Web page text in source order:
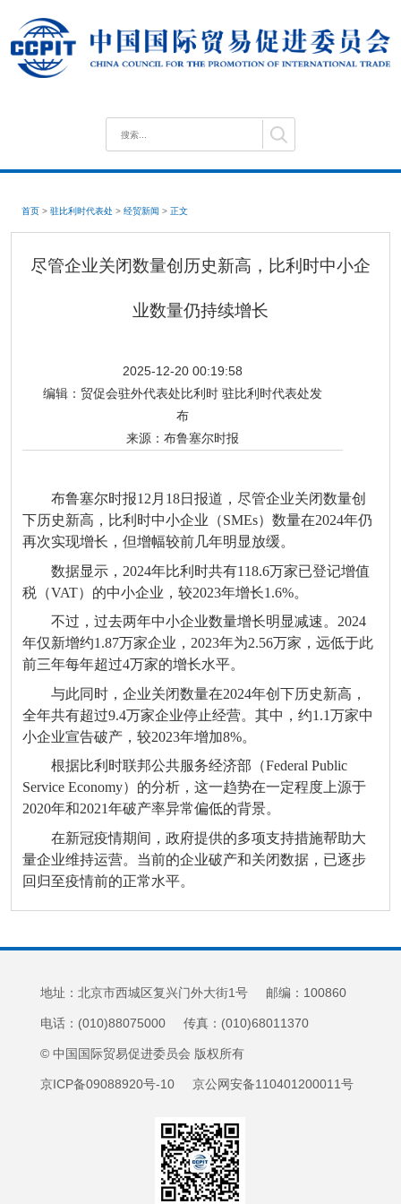
首页 > 驻比利时代表处 > 经贸新闻 > 正文
尽管企业关闭数量创历史新高，比利时中小企
业数量仍持续增长
2025-12-20 00:19:58
编辑： 贸促会驻外代表处比利时 驻比利时代表处发
布
来源： 布鲁塞尔时报
布鲁塞尔时报12月18日报道，尽管企业关闭数量创
下历史新高，比利时中小企业（SMEs）数量在2024年仍
再次实现增长，但增幅较前几年明显放缓。
数据显示，2024年比利时共有118.6万家已登记增值
税（VAT）的中小企业，较2023年增长1.6%。
不过，过去两年中小企业数量增长明显减速。2024
年仅新增约1.87万家企业，2023年为2.56万家，远低于此
前三年每年超过4万家的增长水平。
与此同时，企业关闭数量在2024年创下历史新高，
全年共有超过9.4万家企业停止经营。其中，约1.1万家中
小企业宣告破产，较2023年增加8%。
根据比利时联邦公共服务经济部（Federal Public
Service Economy）的分析，这一趋势在一定程度上源于
2020年和2021年破产率异常偏低的背景。
在新冠疫情期间，政府提供的多项支持措施帮助大
量企业维持运营。当前的企业破产和关闭数据，已逐步
回归至疫情前的正常水平。
地址：北京市西城区复兴门外大街1号 邮编：100860
电话：(010)88075000 传真：(010)68011370
© 中国国际贸易促进委员会 版权所有
京ICP备09088920号-10 京公网安备110401200011号